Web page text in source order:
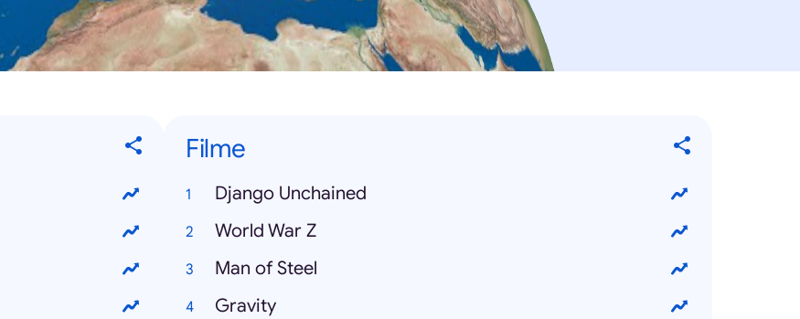
Filme
Django Unchained
World War Z
Man of Steel
Gravity